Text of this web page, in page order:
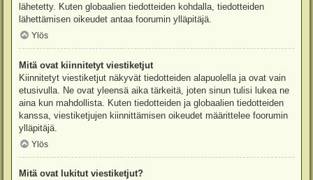
lähetetty. Kuten globaalien tiedotteiden kohdalla, tiedotteiden
lähettämisen oikeudet antaa foorumin ylläpitäjä.
Ylös
Mitä ovat kiinnitetyt viestiketjut
Kiinnitetyt viestiketjut näkyvät tiedotteiden alapuolella ja ovat vain
etusivulla. Ne ovat yleensä aika tärkeitä, joten sinun tulisi lukea ne
aina kun mahdollista. Kuten tiedotteiden ja globaalien tiedotteiden
kanssa, viestiketjujen kiinnittämisen oikeudet määrittelee foorumin
ylläpitäjä.
Ylös
Mitä ovat lukitut viestiketjut?